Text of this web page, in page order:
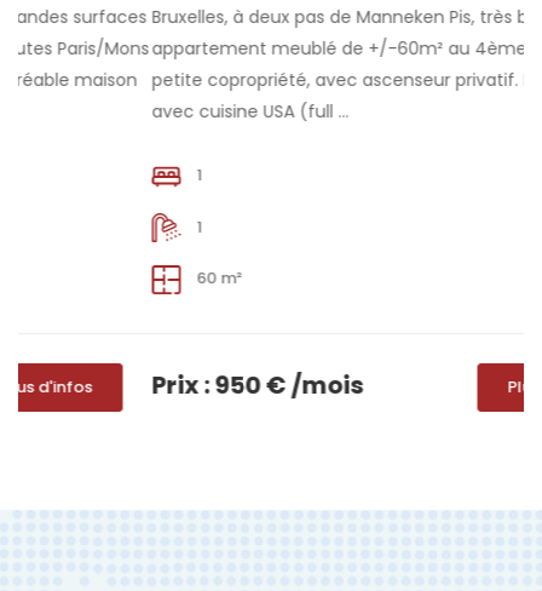
surfaces
Mons
maison
Bruxelles, à deux pas de Manneken Pis, très bel
appartement meublé de +/-60m² au 4ème étage
petite copropriété, avec ascenseur privatif. Beau
avec cuisine USA (full ...
60 m²
Prix : 950 € /mois Plus d'infos